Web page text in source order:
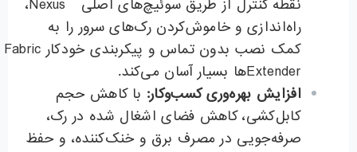
نقطه کنترل از طریق سوئیچ‌های اصلی Nexus،
راه‌اندازی و خاموش‌کردن رک‌های سرور را به
کمک نصب بدون تماس و پیکربندی خودکار Fabric
Extender‌ها بسیار آسان می‌کند.
افزایش بهره‌وری کسب‌وکار: با کاهش حجم
کابل‌کشی، کاهش فضای اشغال شده در رک،
صرفه‌جویی در مصرف برق و خنک‌کننده، و حفظ